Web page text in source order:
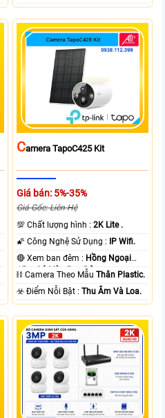
CAmera TapoC425 Kit
Giá bán: 5%-35%
Giá Gốc: Liên Hệ
💯 Chất lượng hình :2K Lite .
🌠 Công Nghệ Sử Dụng : IP Wifi.
🔴 Xem ban đêm : Hồng Ngoại
15m Có Màu Ban Ðêm.
⛓ Camera Theo MẫuThân Plastic.
️☣️ Điểm Nỗi Bật :Thu Âm Và Loa.